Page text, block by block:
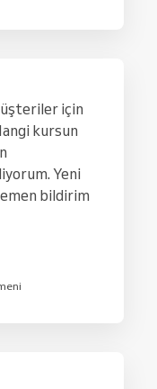
için
kursun
Yeni
bildirim